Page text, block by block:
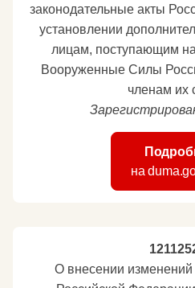
законодательные акты
установлении
лицам, поступающим
Вооруженные Силы
членам их
на
О внесении изменений